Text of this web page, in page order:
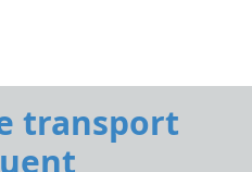
transport